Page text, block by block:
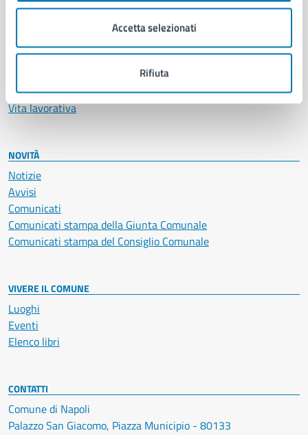
Accetta selezionati
Rifiuta
Documenti e certificati
Educazione e formazione
Giustizia e sicurezza pubblica
Imprese e commercio
Salute, benessere e assistenza
Servizi Cimiteriali
Vita lavorativa
NOVITÀ
Notizie
Avvisi
Comunicati
Comunicati stampa della Giunta Comunale
Comunicati stampa del Consiglio Comunale
VIVERE IL COMUNE
Luoghi
Eventi
Elenco libri
CONTATTI
Comune di Napoli
Palazzo San Giacomo, Piazza Municipio - 80133